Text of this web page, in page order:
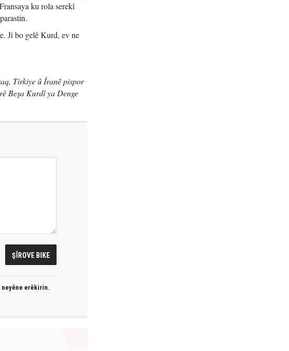
ku rola serekî
Ji bo gelê Kurd, ev ne
Tirkiye û Îranê pispor
Beşa Kurdî ya Denge
neyêne erêkirin.